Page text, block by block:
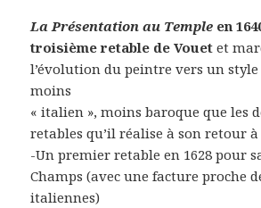
La Présentation au Temple en
troisième retable de Vouet et
l’évolution du peintre vers un
moins
« italien », moins baroque que les
retables qu’il réalise à son retour à
-Un premier retable en 1628 pour
Champs (avec une facture proche
italiennes)